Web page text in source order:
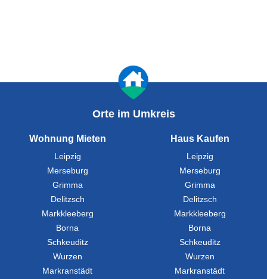
Orte im Umkreis
Wohnung Mieten
Leipzig
Merseburg
Grimma
Delitzsch
Markkleeberg
Borna
Schkeuditz
Wurzen
Markranstädt
Haus Kaufen
Leipzig
Merseburg
Grimma
Delitzsch
Markkleeberg
Borna
Schkeuditz
Wurzen
Markranstädt